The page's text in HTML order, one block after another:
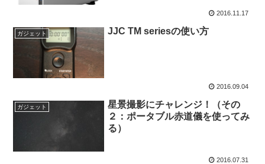
2016.11.17
ガジェット JJC TM seriesの使い方
2016.09.04
ガジェット
星景撮影にチャレンジ！（その
２：ポータブル赤道儀を使ってみ
る）
2016.07.31